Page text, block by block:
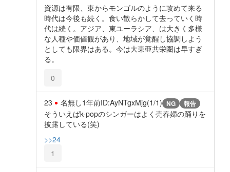
資源は有限、東からモンゴルのように攻めて来る
時代は今後も続く。食い散らかして去っていく時
代は続く。アジア、東ユーラシア、は大きく多様
な人種や価値観があり、地域が覚醒し協調しよう
としても限界はある。今は大東亜共栄圏は早すぎ
る。
0
23 名無し1年前ID:AyNTgxMjg(1/1) NG 報告
そういえばk-popのシンガーはよく売春婦の踊りを
披露している(笑)
>>24
1